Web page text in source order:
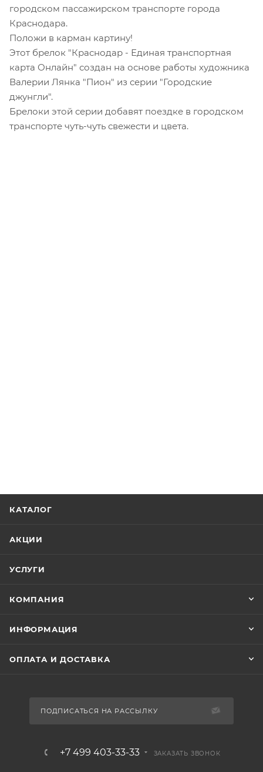
городском пассажирском транспорте города
Краснодара.
Положи в карман картину!
Этот брелок "Краснодар - Единая транспортная
карта Онлайн" создан на основе работы художника
Валерии Лянка "Пион" из серии "Городские
джунгли".
Брелоки этой серии добавят поездке в городском
транспорте чуть-чуть свежести и цвета.
КАТАЛОГ
АКЦИИ
УСЛУГИ
КОМПАНИЯ
ИНФОРМАЦИЯ
ОПЛАТА И ДОСТАВКА
ПОДПИСАТЬСЯ НА РАССЫЛКУ
+7 499 403-33-33 ЗАКАЗАТЬ ЗВОНОК